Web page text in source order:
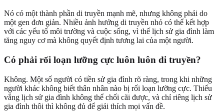
Nó có một thành phần di truyền mạnh mẽ, nhưng không phải do
một gen đơn giản. Nhiều ảnh hưởng di truyền nhỏ có thể kết hợp
với các yếu tố môi trường và cuộc sống, vì thế lịch sử gia đình làm
tăng nguy cơ mà không quyết định tương lai của một người.
Có phải rối loạn lưỡng cực luôn luôn di truyền?
Không. Một số người có tiền sử gia đình rõ ràng, trong khi những
người khác không biết thân nhân nào bị rối loạn lưỡng cực. Thiếu
vắng lịch sử gia đình không thể chối cãi được, và chỉ riêng lịch sử
gia đình thôi thì không đủ để giải thích mọi vấn đề.